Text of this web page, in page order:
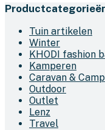
Tuin artikelen
Winter
KHODI fashion
Kamperen
Caravan &
Outdoor
Outlet
Lenz
Travel